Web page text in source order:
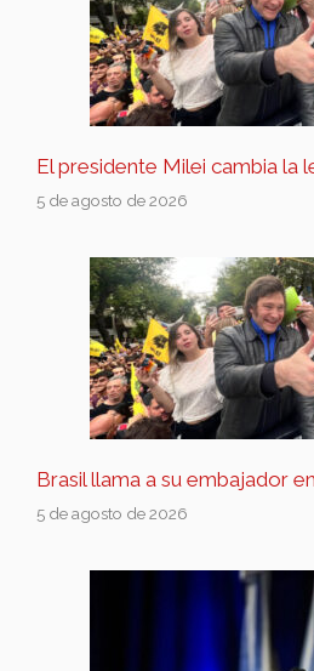
El presidente Milei cambia la
5 de agosto de 2026
Brasil llama a su embajador
5 de agosto de 2026